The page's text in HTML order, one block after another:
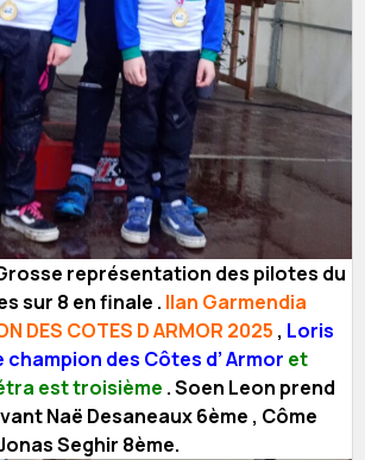
représentation des pilotes du
sur 8 en finale . Ilan Garmendia
DES COTES D ARMOR 2025 , Loris
des Côtes d’ Armor et
est troisième . Soen Leon prend
Naë Desaneaux 6ème , Côme
Seghir 8ème.